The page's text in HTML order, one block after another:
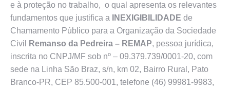
e à proteção no trabalho, o qual apresenta os relevantes
fundamentos que justifica a
INEXIGIBILIDADE de
Chamamento Público para a Organização da Sociedade
Civil
Remanso da Pedreira – REMAP, pessoa jurídica,
inscrita no CNPJ/MF sob nº – 09.379.739/0001-20, com
sede na Linha São Braz, s/n, km 02, Bairro Rural, Pato
Branco-PR, CEP 85.500-001, telefone (46) 99981-9983,